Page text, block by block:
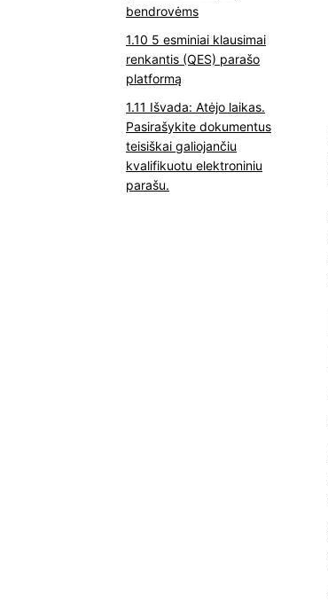
bendrovėms
5 esminiai klausimai
renkantis (QES) parašo
platformą
Išvada: Atėjo laikas.
Pasirašykite dokumentus
teisiškai galiojančiu
kvalifikuotu elektroniniu
parašu.